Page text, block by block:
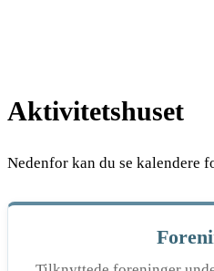
Aktivitetshuset
Nedenfor kan du se kalendere